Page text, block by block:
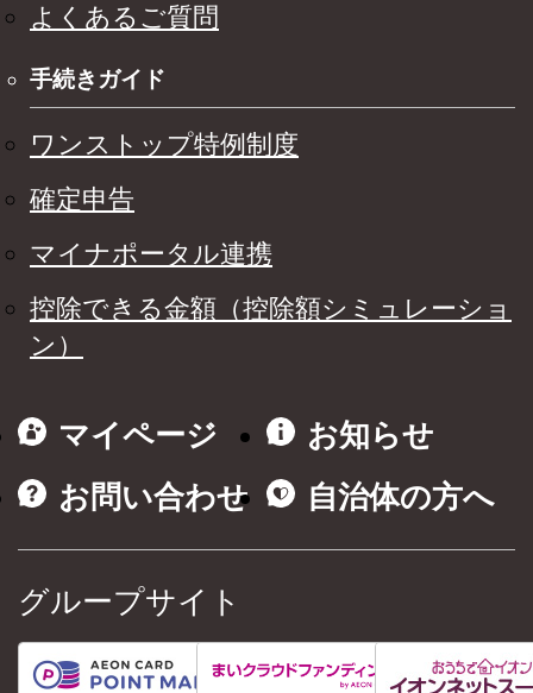
よくあるご質問
手続きガイド
ワンストップ特例制度
確定申告
マイナポータル連携
控除できる金額（控除額シミュレーショ
ン）
マイページ
お知らせ
お問い合わせ
自治体の方へ
グループサイト